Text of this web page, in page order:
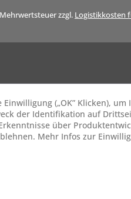
zzgl. Logistikkosten
Einwilligung („OK” Klicken),
der Identifikation auf
über
Mehr Infos zur